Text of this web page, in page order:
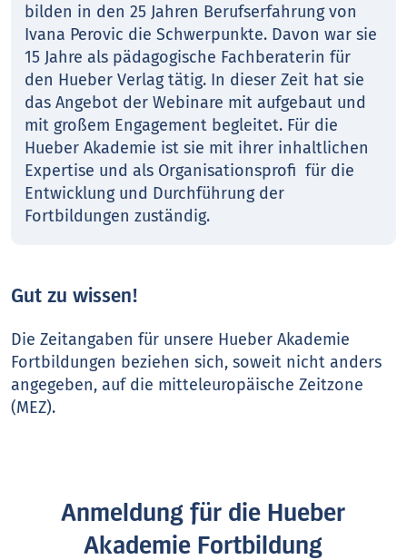
bilden in den 25 Jahren Berufserfahrung von
Ivana Perovic die Schwerpunkte. Davon war sie
15 Jahre als pädagogische Fachberaterin für
den Hueber Verlag tätig. In dieser Zeit hat sie
das Angebot der Webinare mit aufgebaut und
mit großem Engagement begleitet. Für die
Hueber Akademie ist sie mit ihrer inhaltlichen
Expertise und als Organisationsprofi für die
Entwicklung und Durchführung der
Fortbildungen zuständig.
Gut zu wissen!
Die Zeitangaben für unsere Hueber Akademie
Fortbildungen beziehen sich, soweit nicht anders
angegeben, auf die mitteleuropäische Zeitzone
(MEZ).
Anmeldung für die Hueber
Akademie Fortbildung